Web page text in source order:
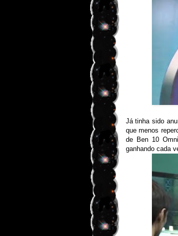
Já tinha sido
que menos
de Ben 10
ganhando cada